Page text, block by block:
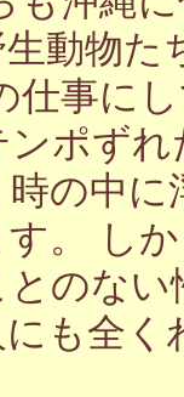
動物
仕事に
ポず
の中
。 し
のな
も全く